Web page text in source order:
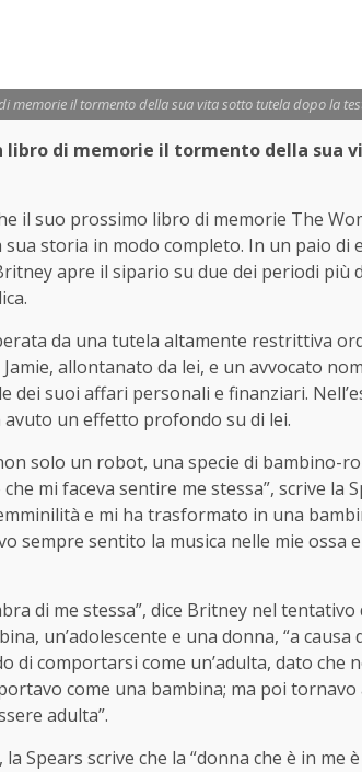
memorie il tormento della sua vita sotto tutela dopo la
libro di memorie il tormento della sua
il suo prossimo libro di memorie The
storia in modo completo. In un paio di
apre il sipario su due dei periodi più
da una tutela altamente restrittiva
allontanato da lei, e un avvocato
suoi affari personali e finanziari.
un effetto profondo su di lei.
solo un robot, una specie di bambino-
mi faceva sentire me stessa”, scrive la
e mi ha trasformato in una
sempre sentito la musica nelle mie ossa
di me stessa”, dice Britney nel
un’adolescente e una donna, “a
di comportarsi come un’adulta, dato
come una bambina; ma poi tornavo
adulta”.
Spears scrive che la “donna che è in